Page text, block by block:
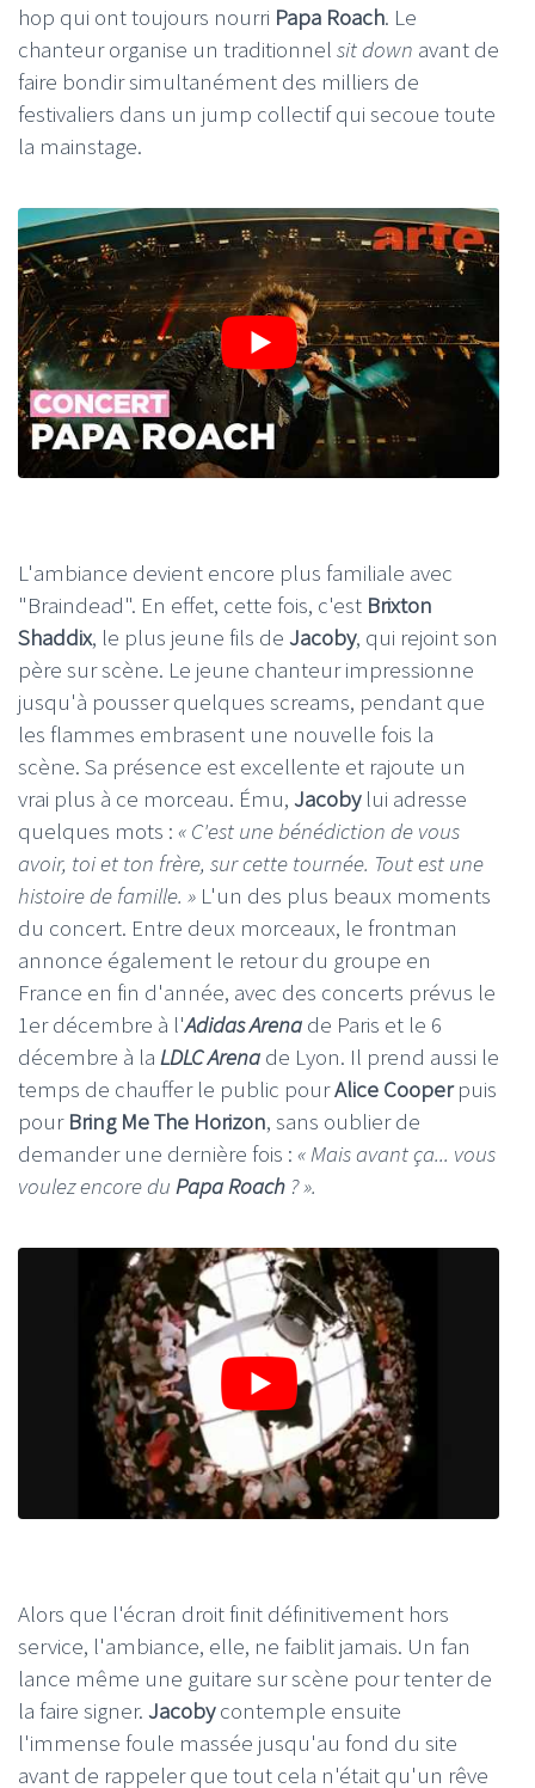
hop qui ont toujours nourri Papa Roach. Le
chanteur organise un traditionnel sit down avant de
faire bondir simultanément des milliers de
festivaliers dans un jump collectif qui secoue toute
la mainstage.
L'ambiance devient encore plus familiale avec
"Braindead". En effet, cette fois, c'est Brixton
Shaddix, le plus jeune fils de Jacoby, qui rejoint son
père sur scène. Le jeune chanteur impressionne
jusqu'à pousser quelques screams, pendant que
les flammes embrasent une nouvelle fois la
scène. Sa présence est excellente et rajoute un
vrai plus à ce morceau. Ému, Jacobylui adresse
quelques mots : « C'est une bénédiction de vous
avoir, toi et ton frère, sur cette tournée. Tout est une
histoire de famille. » L'un des plus beaux moments
du concert. Entre deux morceaux, le frontman
annonce également le retour du groupe en
France en fin d'année, avec des concerts prévus le
1er décembre à l'Adidas Arena de Paris et le 6
décembre à la LDLC Arena de Lyon. Il prend aussi le
temps de chauffer le public pourAlice Cooperpuis
pour Bring Me The Horizon, sans oublier de
demander une dernière fois : « Mais avant ça... vous
voulez encore du Papa Roach ? ».
Alors que l'écran droit finit définitivement hors
service, l'ambiance, elle, ne faiblit jamais. Un fan
lance même une guitare sur scène pour tenter de
la faire signer. Jacobycontemple ensuite
l'immense foule massée jusqu'au fond du site
avant de rappeler que tout cela n'était qu'un rêve